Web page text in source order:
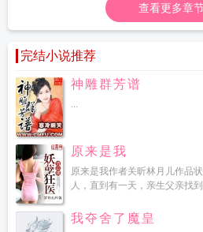
查看更多章节
完结小说推荐
神雕群芳谱
...
原来是我
原来是我作者关昕林月儿作品
人，直到有一天，亲生父亲找
我夺舍了魔皇